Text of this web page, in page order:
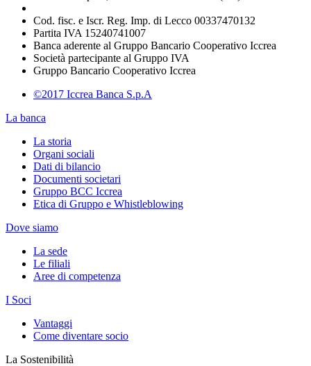
Cod. fisc. e Iscr. Reg. Imp. di Lecco 00337470132
Partita IVA 15240741007
Banca aderente al Gruppo Bancario Cooperativo Iccrea
Società partecipante al Gruppo IVA
Gruppo Bancario Cooperativo Iccrea
©2017 Iccrea Banca S.p.A
La banca
La storia
Organi sociali
Dati di bilancio
Documenti societari
Gruppo BCC Iccrea
Etica di Gruppo e Whistleblowing
Dove siamo
La sede
Le filiali
Aree di competenza
I Soci
Vantaggi
Come diventare socio
La Sostenibilità